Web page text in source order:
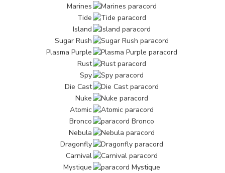
Marines
Tide
Island
Sugar Rush
Plasma Purple
Rust
Spy
Die Cast
Nuke
Atomic
Bronco
Nebula
Dragonfly
Carnival
Mystique